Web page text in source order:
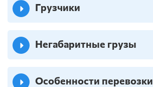
Грузчики
Негабаритные грузы
Особенности перевозки